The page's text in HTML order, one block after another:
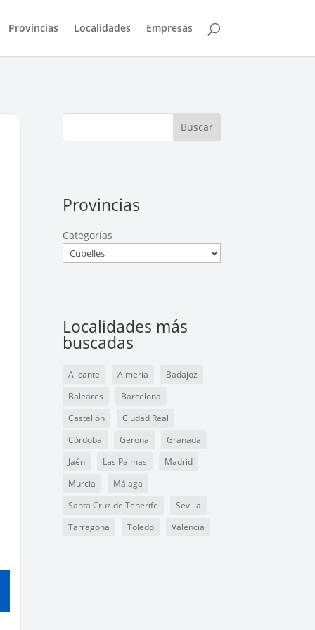
Provincias Localidades Empresas
Buscar
Provincias
Categorías
Localidades más
buscadas
Alicante Almería
Badajoz
Baleares
Barcelona
Castellón
Ciudad Real
Córdoba
Gerona
Granada
Jaén
Las Palmas
Madrid
Murcia
Málaga
Santa Cruz de Tenerife
Sevilla
Tarragona
Toledo Valencia